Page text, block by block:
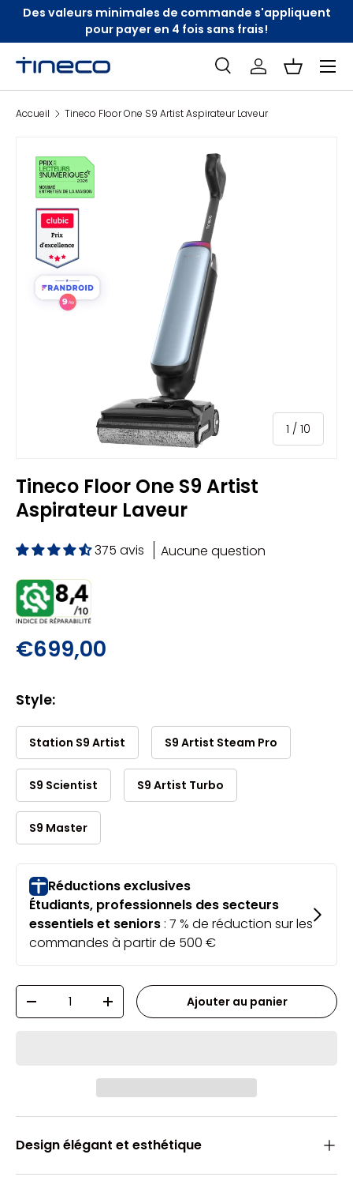
Aller au contenu
Des valeurs minimales de commande s'appliquent
pour payer en 4 fois sans frais!
Search
RechercheSe connecter
Panier
Menu
Accueil Tineco Floor One S9 Artist Aspirateur Laveur
1 / de
10
Tineco Floor One S9 Artist
Aspirateur Laveur
375 avis Aucune question
€699,00
Style:
Station S9 Artist S9 Artist Steam Pro
S9 Scientist S9 Artist Turbo
S9 Master
Qté
-
+ Ajouter au panier
Design élégant et esthétique